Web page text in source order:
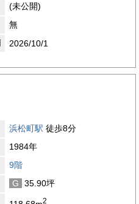
(未公開)
無
2026/10/1
浜松町駅 徒歩8分
1984年
9階
G
35.90坪
2